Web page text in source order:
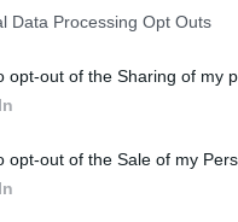
Data Processing Opt Outs
opt-out of the Sharing of my
opt-out of the Sale of my